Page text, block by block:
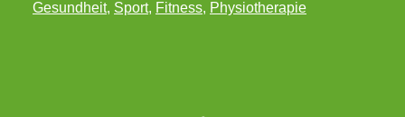
Gesundheit, Sport, Fitness, Physiotherapie